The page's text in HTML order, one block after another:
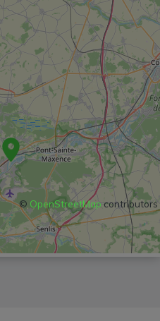
© OpenStreetMap contributors